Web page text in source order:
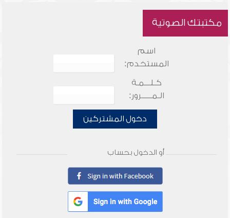
مكتبتك الصوتية
اسم
المستخدم:
كـلـــمـة
الـمـــــرور:
دخول المشتركين
أو الدخول بحساب